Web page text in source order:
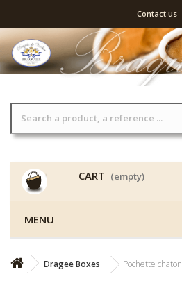
Contact us
CART (empty)
MENU
Dragee Boxes Pochette chaton